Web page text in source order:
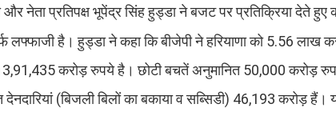
और नेता प्रतिपक्ष भूपेंद्र सिंह हुड्डा ने बजट पर प्रतिक्रिया देते हुए
लफ्फाजी है। हुड्डा ने कहा कि बीजेपी ने हरियाणा को 5.56 लाख
करोड़ रुपये है। छोटी बचतें अनुमानित 50,000 करोड़ रुपये
(बिजली बिलों का बकाया व सब्सिडी) 46,193 करोड़